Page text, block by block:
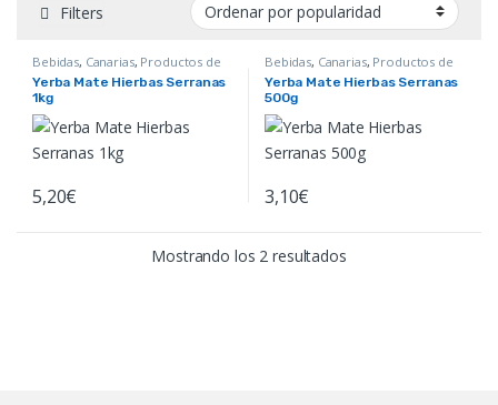
Filters
Bebidas, Canarias, Productos de
Yerba Mate Hierbas Serranas
1kg
5,20€
Bebidas, Canarias, Productos de
Yerba Mate Hierbas Serranas
500g
3,10€
Mostrando los 2 resultadosOrdenado por